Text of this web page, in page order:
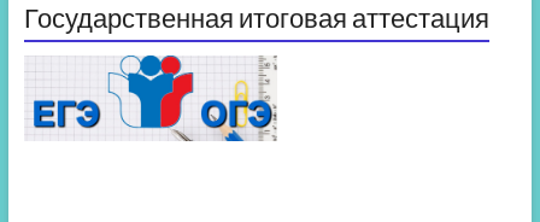
Государственная итоговая аттестация